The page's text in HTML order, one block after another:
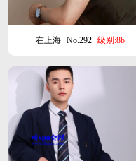
在上海 No.292 级别:8b